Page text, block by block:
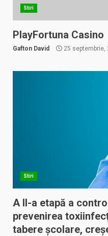
Stiri
PlayFortuna Casino
Gafton David 25 septembrie,
Stiri
A II-a etapă a
prevenirea
tabere școlare,